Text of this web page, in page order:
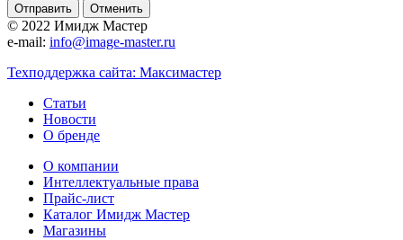
Отменить
© 2022 Имидж Мастер
e-mail: info@image-master.ru
Техподдержка сайта: Максимастер
Статьи
Новости
О бренде
О компании
Интеллектуальные права
Прайс-лист
Каталог Имидж Мастер
Магазины